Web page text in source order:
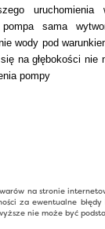
uruchomienia
sama
wody pod
na głębokości nie
pompy
na stronie
za ewentualne
nie może być